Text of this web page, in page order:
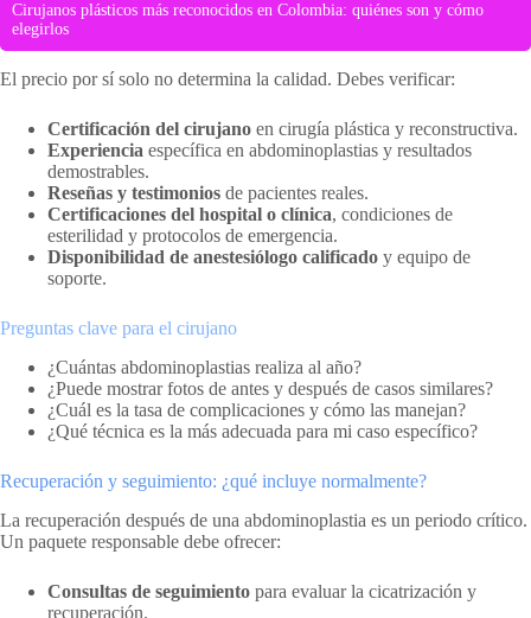
Cirujanos plásticos más reconocidos en Colombia: quiénes son y cómo
elegirlos
El precio por sí solo no determina la calidad. Debes verificar:
Certificación del cirujano en cirugía plástica y reconstructiva.
Experiencia específica en abdominoplastias y resultados
demostrables.
Reseñas y testimonios de pacientes reales.
Certificaciones del hospital o clínica, condiciones de
esterilidad y protocolos de emergencia.
Disponibilidad de anestesiólogo calificado y equipo de
soporte.
Preguntas clave para el cirujano
¿Cuántas abdominoplastias realiza al año?
¿Puede mostrar fotos de antes y después de casos similares?
¿Cuál es la tasa de complicaciones y cómo las manejan?
¿Qué técnica es la más adecuada para mi caso específico?
Recuperación y seguimiento: ¿qué incluye normalmente?
La recuperación después de una abdominoplastia es un periodo crítico.
Un paquete responsable debe ofrecer:
Consultas de seguimiento para evaluar la cicatrización y
recuperación.